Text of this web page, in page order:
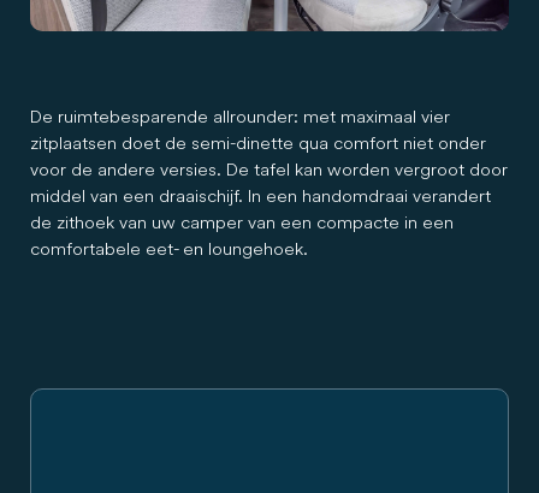
De ruimtebesparende allrounder: met maximaal vier
zitplaatsen doet de semi-dinette qua comfort niet onder
voor de andere versies. De tafel kan worden vergroot door
middel van een draaischijf. In een handomdraai verandert
de zithoek van uw camper van een compacte in een
comfortabele eet- en loungehoek.